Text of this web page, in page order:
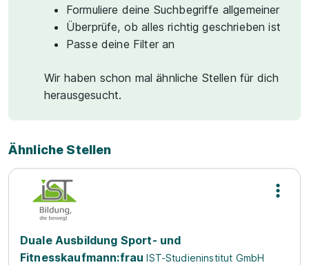
Formuliere deine Suchbegriffe allgemeiner
Überprüfe, ob alles richtig geschrieben ist
Passe deine Filter an
Wir haben schon mal ähnliche Stellen für dich
herausgesucht.
Ähnliche Stellen
Duale Ausbildung Sport- und
Fitnesskaufmann:frau IST-Studieninstitut GmbH